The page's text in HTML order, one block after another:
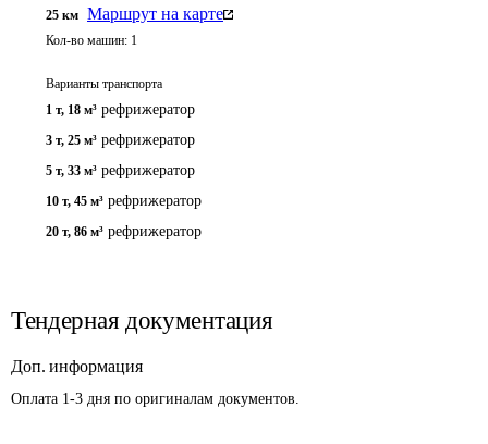
25 км Маршрут на карте
Кол-во машин: 1
Варианты транспорта
1 т, 18 м³ рефрижератор
3 т, 25 м³ рефрижератор
5 т, 33 м³ рефрижератор
10 т, 45 м³ рефрижератор
20 т, 86 м³ рефрижератор
Тендерная документация
Доп. информация
Оплата 1-3 дня по оригиналам документов.